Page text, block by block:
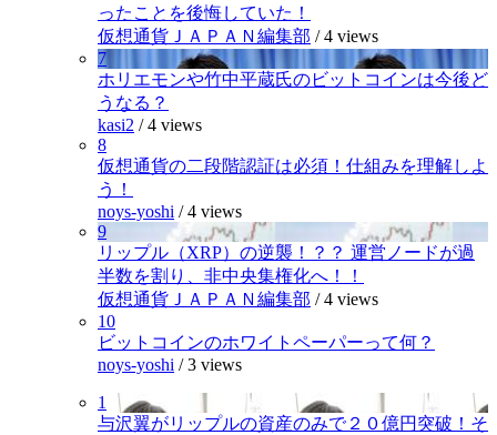
ったことを後悔していた！
仮想通貨ＪＡＰＡＮ編集部 /4 views
7
ホリエモンや竹中平蔵氏のビットコインは今後ど
うなる？
kasi2 /4 views
8
仮想通貨の二段階認証は必須！仕組みを理解しよ
う！
noys-yoshi /4 views
9
リップル（XRP）の逆襲！？？ 運営ノードが過
半数を割り、非中央集権化へ！！
仮想通貨ＪＡＰＡＮ編集部 /4 views
10
ビットコインのホワイトペーパーって何？
noys-yoshi /3 views
1
与沢翼がリップルの資産のみで２０億円突破！そ